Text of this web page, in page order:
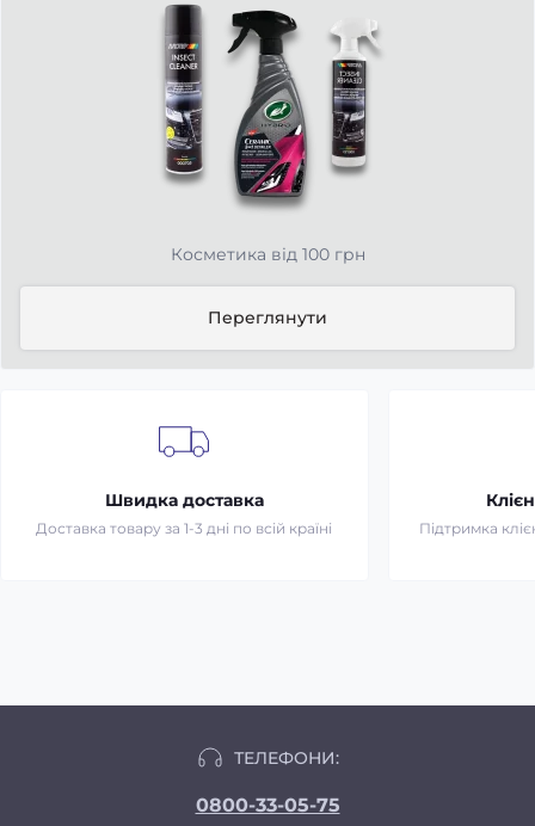
Косметика від 100 грн
Переглянути
Швидка доставка
Доставка товару за 1-3 дні по всій країні Підтримка
ТЕЛЕФОНИ:
0800-33-05-75